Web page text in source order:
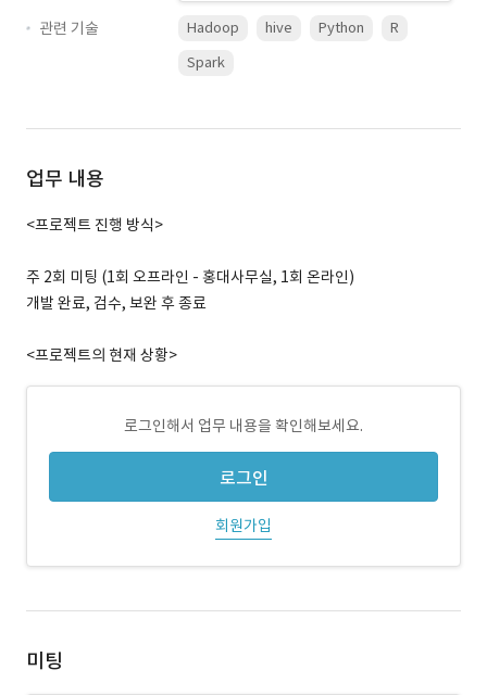
관련 기술
Hadoop hive Python
R
Spark
업무 내용
<프로젝트 진행 방식>
주 2회 미팅 (1회 오프라인 - 홍대사무실, 1회 온라인)
개발 완료, 검수, 보완 후 종료
<프로젝트의 현재 상황>
로그인해서 업무 내용을 확인해보세요.
로그인
회원가입
미팅